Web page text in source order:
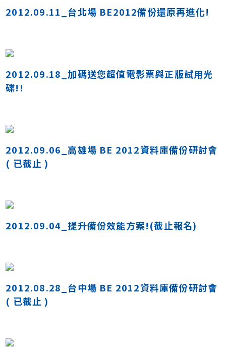
2012.09.11_台北場 BE2012備份還原再進化!
2012.09.18_加碼送您超值電影票與正版試用光
碟!!
2012.09.06_高雄場 BE 2012資料庫備份研討會
( 已截止 )
2012.09.04_提升備份效能方案!(截止報名)
2012.08.28_台中場 BE 2012資料庫備份研討會
( 已截止 )